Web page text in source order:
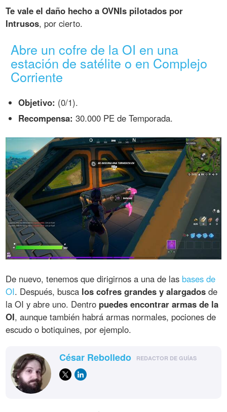
Te vale el daño hecho a OVNIs pilotados por
Intrusos, por cierto.
Abre un cofre de la OI en una
estación de satélite o en Complejo
Corriente
Objetivo: (0/1).
Recompensa: 30.000 PE de Temporada.
De nuevo, tenemos que dirigirnos a una de las bases de
OI. Después, busca los cofres grandes y alargados de
la OI y abre uno. Dentro puedes encontrar armas de la
OI, aunque también habrá armas normales, pociones de
escudo o botiquines, por ejemplo.
César Rebolledo REDACTOR DE GUÍAS